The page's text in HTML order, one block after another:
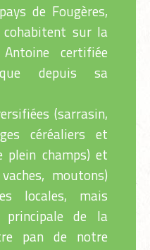
de Fougères,
sur la
certifiée
depuis sa
(sarrasin,
céréaliers et
plein champs) et
moutons)
locales, mais
principale de la
pan de notre